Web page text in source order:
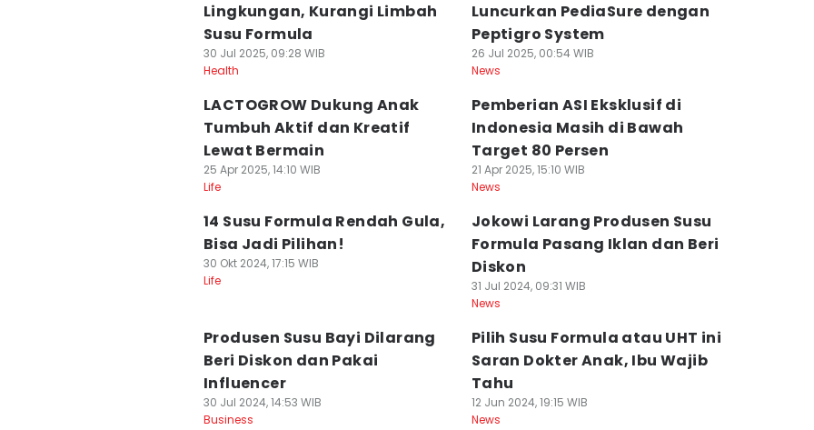
Lingkungan, Kurangi Limbah
Susu Formula
30 Jul 2025, 09:28 WIB
Health
Luncurkan PediaSure dengan
Peptigro System
26 Jul 2025, 00:54 WIB
News
LACTOGROW Dukung Anak
Tumbuh Aktif dan Kreatif
Lewat Bermain
25 Apr 2025, 14:10 WIB
Life
Pemberian ASI Eksklusif di
Indonesia Masih di Bawah
Target 80 Persen
21 Apr 2025, 15:10 WIB
News
14 Susu Formula Rendah Gula,
Bisa Jadi Pilihan!
30 Okt 2024, 17:15 WIB
Life
Jokowi Larang Produsen Susu
Formula Pasang Iklan dan Beri
Diskon
31 Jul 2024, 09:31 WIB
News
Produsen Susu Bayi Dilarang
Beri Diskon dan Pakai
Influencer
30 Jul 2024, 14:53 WIB
Business
Pilih Susu Formula atau UHT ini
Saran Dokter Anak, Ibu Wajib
Tahu
12 Jun 2024, 19:15 WIB
News